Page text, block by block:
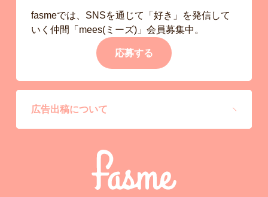
fasmeでは、SNSを通じて「好き」を発信して
いく仲間「mees(ミーズ)」会員募集中。
応募する
広告出稿について